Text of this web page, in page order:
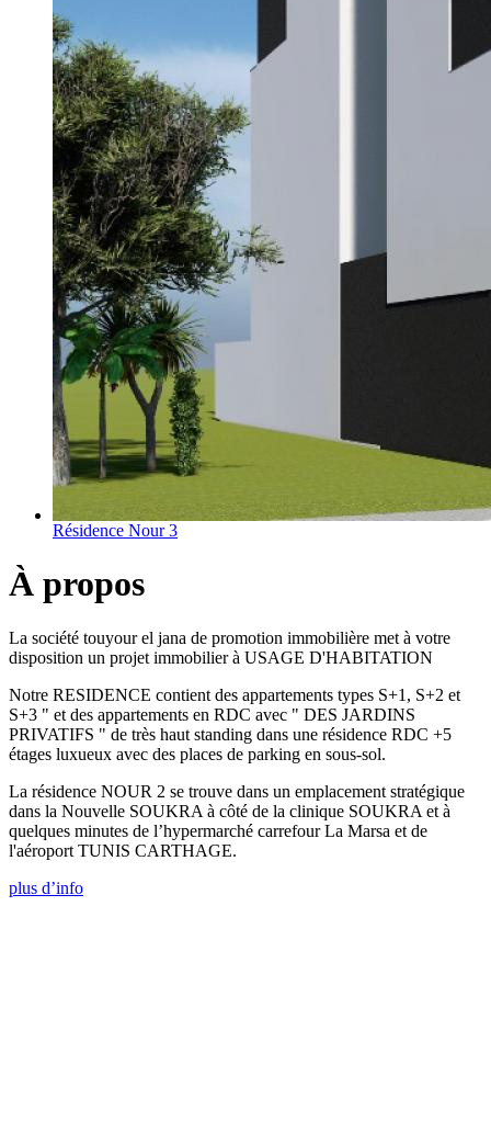
Résidence Nour 3
À propos
La société touyour el jana de promotion immobilière met à votre
disposition un projet immobilier à USAGE D'HABITATION
Notre RESIDENCE contient des appartements types S+1, S+2 et
S+3 " et des appartements en RDC avec " DES JARDINS
PRIVATIFS " de très haut standing dans une résidence RDC +5
étages luxueux avec des places de parking en sous-sol.
La résidence NOUR 2 se trouve dans un emplacement stratégique
dans la Nouvelle SOUKRA à côté de la clinique SOUKRA et à
quelques minutes de l’hypermarché carrefour La Marsa et de
l'aéroport TUNIS CARTHAGE.
plus d’info